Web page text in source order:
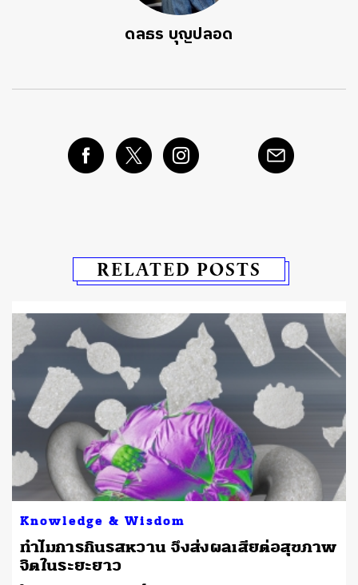
ดลธร บุญปลอด
RELATED POSTS
Knowledge & Wisdom
ทำไมการกินรสหวาน จึงส่งผลเสียต่อสุขภาพ
จิตในระยะยาว